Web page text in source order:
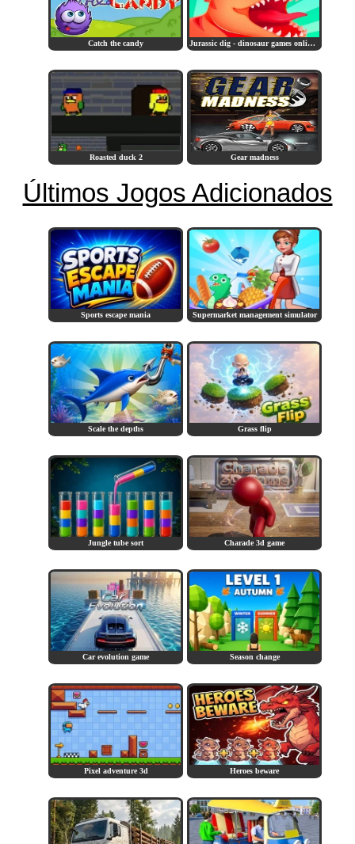
Catch the candy Jurassic dig - dinosaur games online for kids
Roasted duck 2 Gear madness
Últimos Jogos Adicionados
Sports escape mania Supermarket management simulator
Scale the depths Grass flip
Jungle tube sort Charade 3d game
Car evolution game Season change
Pixel adventure 3d Heroes beware